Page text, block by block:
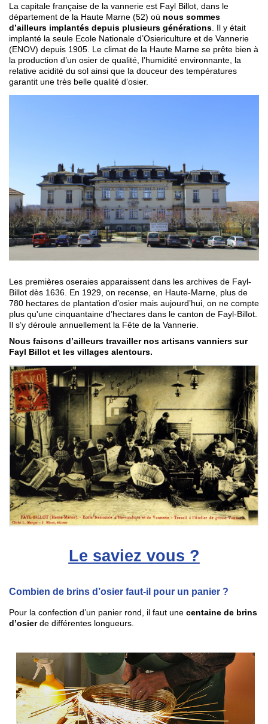
La capitale française de la vannerie est Fayl Billot, dans le
département de la Haute Marne (52) où nous sommes
d’ailleurs implantés depuis plusieurs générations . Il y était
implanté la seule Ecole Nationale d’Osiericulture et de Vannerie
(ENOV) depuis 1905. Le climat de la Haute Marne se prête bien à
la production d’un osier de qualité, l’humidité environnante, la
relative acidité du sol ainsi que la douceur des températures
garantit une très belle qualité d’osier.
Les premières oseraies apparaissent dans les archives de Fayl-
Billot dès 1636. En 1929, on recense, en Haute-Marne, plus de
780 hectares de plantation d’osier mais aujourd’hui, on ne compte
plus qu'une cinquantaine d’hectares dans le canton de Fayl-Billot.
Il s’y déroule annuellement la Fête de la Vannerie.
Nous faisons d’ailleurs travailler nos artisans vanniers sur
Fayl Billot et les villages alentours.
Le saviez vous ?
Combien de brins d’osier faut-il pour un panier ?
Pour la confection d’un panier rond, il faut une centaine de brins
d’osierde différentes longueurs.